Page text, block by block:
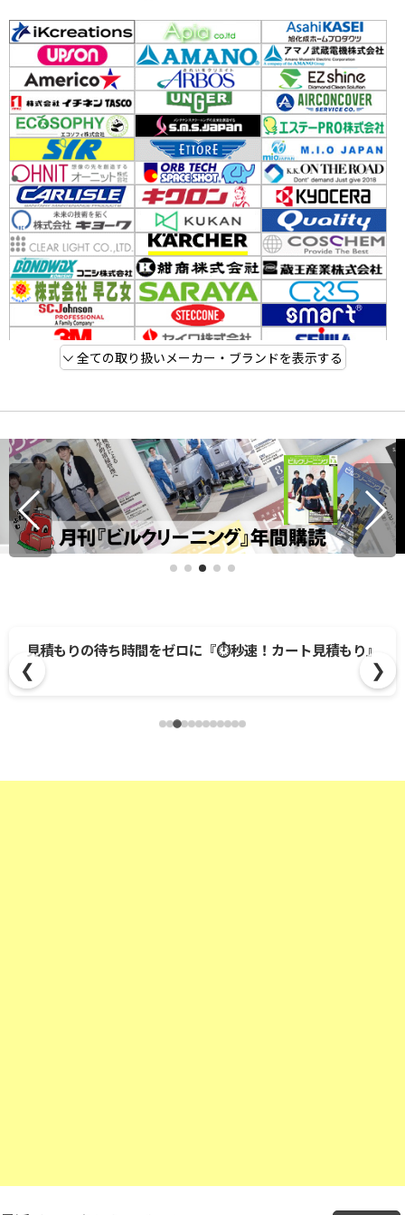
全ての取り扱いメーカー・ブランドを表示する
見積もりの待ち時間をゼロに『⏱️秒速！カート見積もり』
❮ ❯